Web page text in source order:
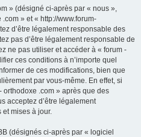
» (désigné ci-après par « nous »,
» et « http://www.forum-
d’être légalement responsable des
pas d’être légalement responsable de
ne pas utiliser et accéder à « forum -
ces conditions à n’importe quel
de ces modifications, bien que
par vous-même. En effet, si
orthodoxe .com » après que des
acceptez d’être légalement
mises à jour.
(désignés ci-après par « logiciel